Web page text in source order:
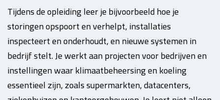
Tijdens de opleiding leer je bijvoorbeeld hoe je
storingen opspoort en verhelpt, installaties
inspecteert en onderhoudt, en nieuwe systemen in
bedrijf stelt. Je werkt aan projecten voor bedrijven en
instellingen waar klimaatbeheersing en koeling
essentieel zijn, zoals supermarkten, datacenters,